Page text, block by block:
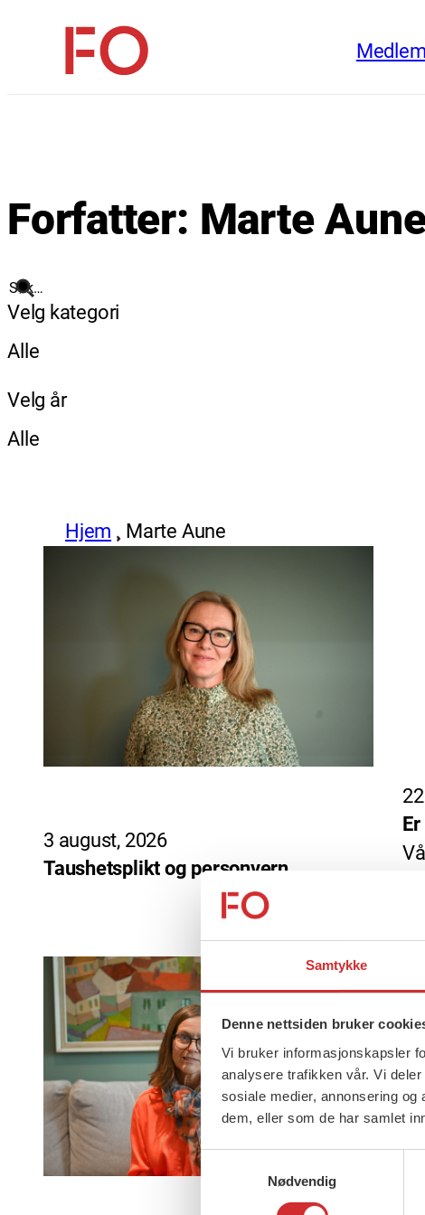
Samtykke
Denne nettsiden bruker
Vi bruker informasjonskapsler
analysere trafikken vår. Vi
sosiale medier, annonsering
dem, eller som de har samlet
Samtykkevalg
Nødvendig
innholdFO
Forfatter: Marte
Søk
Velg kategori
Alle
Velg år
Alle
Hjem Marte Aune
3 august, 2026
Taushetsplikt og personvern